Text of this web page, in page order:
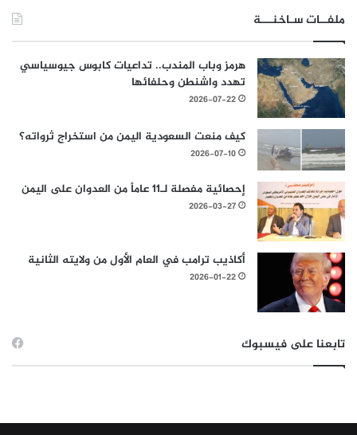
ملفــات سـاخنـــة
هرمز وباب المندب.. تداعيات كابوس جيوسياسي
تهدد واشنطن وحلفائها
2026-07-22
كيف منعت السعودية اليمن من استخراج ثرواته؟
2026-07-10
إحصائية مفصلة لـ11 عاماً من العدوان على اليمن
2026-03-27
أكاذيب ترامب في العام الأول من ولايته الثانية
2026-01-22
تابعنا على فيسبوك